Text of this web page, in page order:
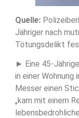
Quelle:
Jähriger nach
Tötungsdelikt
► Eine 45-
in einer Wohnung
Messer einen
„kam mit einem